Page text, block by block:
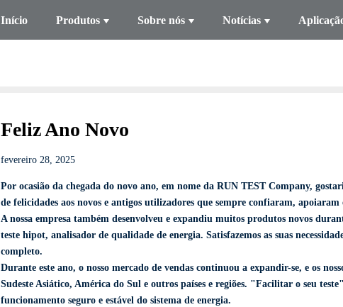
Início Produtos Sobre nós Notícias
Feliz Ano Novo
fevereiro 28, 2025
Por ocasião da chegada do novo ano, em nome da RUN TEST Company,
de felicidades aos novos e antigos utilizadores que sempre confiaram,
A nossa empresa também desenvolveu e expandiu muitos produtos novos
teste hipot, analisador de qualidade de energia. Satisfazemos as suas
completo.
Durante este ano, o nosso mercado de vendas continuou a expandir-se, e os
Sudeste Asiático, América do Sul e outros países e regiões. "Facilitar o seu
funcionamento seguro e estável do sistema de energia.